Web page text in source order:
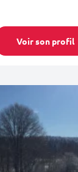
Voir son profil